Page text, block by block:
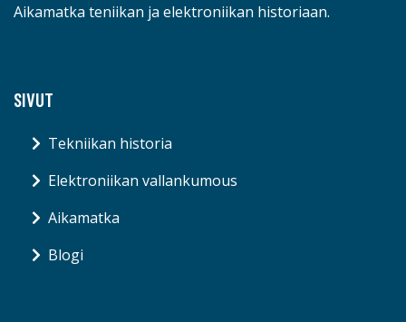
Aikamatka teniikan ja elektroniikan historiaan.
SIVUT
Tekniikan historia
Elektroniikan vallankumous
Aikamatka
Blogi